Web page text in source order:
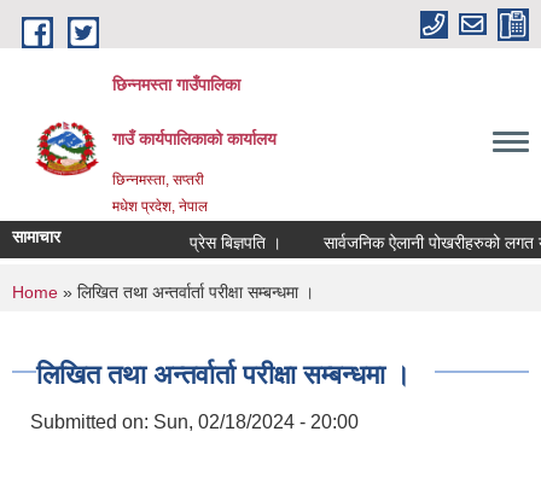
Skip to main content
छिन्नमस्ता गाउँपालिका
गाउँ कार्यपालिकाको कार्यालय
छिन्नमस्ता, सप्तरी
मधेश प्रदेश, नेपाल
सामाचार प्रेस बिज्ञपति । सार्वजनिक ऐलानी पोखरीहरुको लगत
You are here
Home » लिखित तथा अन्तर्वार्ता परीक्षा सम्बन्धमा ।
लिखित तथा अन्तर्वार्ता परीक्षा सम्बन्धमा ।
Submitted on: Sun, 02/18/2024 - 20:00